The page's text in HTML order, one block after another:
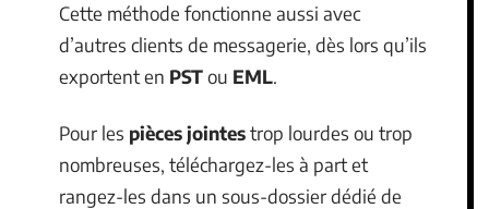
Cette méthode fonctionne aussi avec
d’autres clients de messagerie, dès lors qu’ils
exportent en PSTou EML.
Pour les pièces jointestrop lourdes ou trop
nombreuses, téléchargez-les à part et
rangez-les dans un sous-dossier dédié de